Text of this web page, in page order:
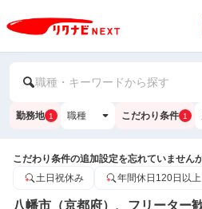
職種・キーワードから探す
勤務地 1 職種 こだわり条件 1
こだわり条件の追加設定を忘れていません
土日祝休み
年間休日120日以上
八幡市（京都府）、フリーター